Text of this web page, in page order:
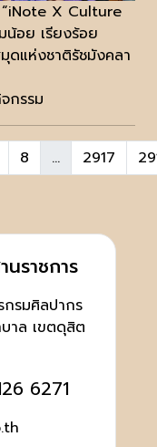
X Culture
น้อย เรียงร้อย
แห่งชาติรัชมังคลา
กรรม
8 ... 2917
นราชการ
รมศิลปากร
าล เขตดุสิต
6271